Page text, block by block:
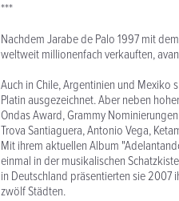
***
Nachdem Jarabe de Palo 1997 mit
weltweit millionenfach verkauften,
Auch in Chile, Argentinien und Mexiko
Platin ausgezeichnet. Aber neben
Ondas Award, Grammy
Trova Santiaguera, Antonio Vega,
Mit ihrem aktuellen Album
einmal in der musikalischen
in Deutschland präsentierten sie 2007
zwölf Städten.